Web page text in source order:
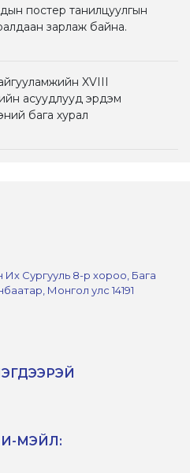
постер танилцуулгын
зарлаж байна.
XVIII
асуудлууд эрдэм
бага хурал
Сургууль 8-р хороо, Бага
Монгол улс 14191
И-МЭЙЛ: